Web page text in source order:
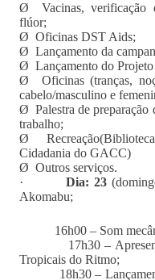
Ø Vacinas, verificação
flúor;
Ø Oficinas DST Aids;
Ø Lançamento da
Ø Lançamento do Projeto
Ø Oficinas (tranças,
cabelo/masculino e
Ø Palestra de preparação
trabalho;
Ø
Cidadania do GACC)
Ø Outros serviços.
·Dia: 23
Akomabu;
16h00 – Som
17h30 –
Tropicais do Ritmo;
18h30 – Lançamento